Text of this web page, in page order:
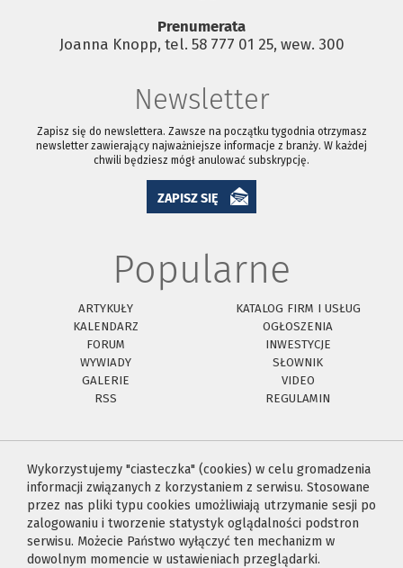
Prenumerata
Joanna Knopp, tel. 58 777 01 25, wew. 300
Newsletter
Zapisz się do newslettera. Zawsze na początku tygodnia otrzymasz
newsletter zawierający najważniejsze informacje z branży. W każdej
chwili będziesz mógł anulować subskrypcję.
ZAPISZ SIĘ
Popularne
ARTYKUŁY
KATALOG FIRM I USŁUG
KALENDARZ
OGŁOSZENIA
FORUM
INWESTYCJE
WYWIADY
SŁOWNIK
GALERIE
VIDEO
RSS
REGULAMIN
Wykorzystujemy "ciasteczka" (cookies) w celu gromadzenia
informacji związanych z korzystaniem z serwisu. Stosowane
przez nas pliki typu cookies umożliwiają utrzymanie sesji po
zalogowaniu i tworzenie statystyk oglądalności podstron
serwisu. Możecie Państwo wyłączyć ten mechanizm w
dowolnym momencie w ustawieniach przeglądarki.